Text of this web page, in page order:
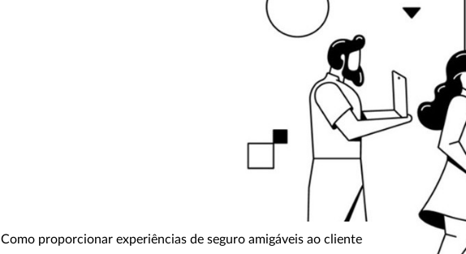
Como proporcionar experiências de seguro amigáveis ao cliente